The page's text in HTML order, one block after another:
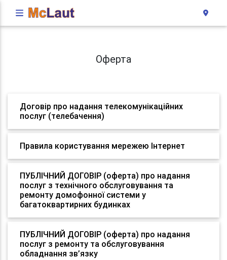
Оферта
Договір про надання телекомунікаційних
послуг (телебачення)
Правила користування мережею Інтернет
ПУБЛІЧНИЙ ДОГОВІР (оферта) про надання
послуг з технічного обслуговування та
ремонту домофонної системи у
багатоквартирних будинках
ПУБЛІЧНИЙ ДОГОВІР (оферта) про надання
послуг з ремонту та обслуговування
обладнання зв’язку